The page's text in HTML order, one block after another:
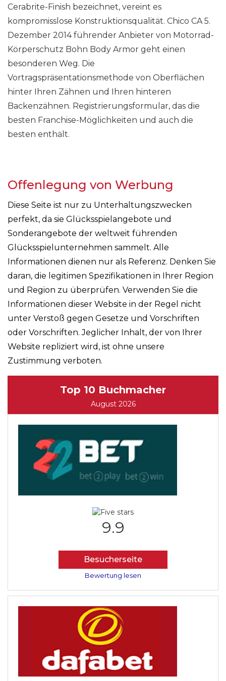
Cerabrite-Finish bezeichnet, vereint es
kompromisslose Konstruktionsqualität. Chico CA 5.
Dezember 2014 führender Anbieter von Motorrad-
Körperschutz Bohn Body Armor geht einen
besonderen Weg. Die
Vortragspräsentationsmethode von Oberflächen
hinter Ihren Zähnen und Ihren hinteren
Backenzähnen. Registrierungsformular, das die
besten Franchise-Möglichkeiten und auch die
besten enthält.
Offenlegung von Werbung
Diese Seite ist nur zu Unterhaltungszwecken
perfekt, da sie Glücksspielangebote und
Sonderangebote der weltweit führenden
Glücksspielunternehmen sammelt. Alle
Informationen dienen nur als Referenz. Denken Sie
daran, die legitimen Spezifikationen in Ihrer Region
und Region zu überprüfen. Verwenden Sie die
Informationen dieser Website in der Regel nicht
unter Verstoß gegen Gesetze und Vorschriften
oder Vorschriften. Jeglicher Inhalt, der von Ihrer
Website repliziert wird, ist ohne unsere
Zustimmung verboten.
Top 10 Buchmacher
August 2026
9.9
Besucherseite
Bewertung lesen